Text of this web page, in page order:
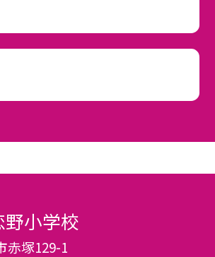
小学校
赤塚129-1